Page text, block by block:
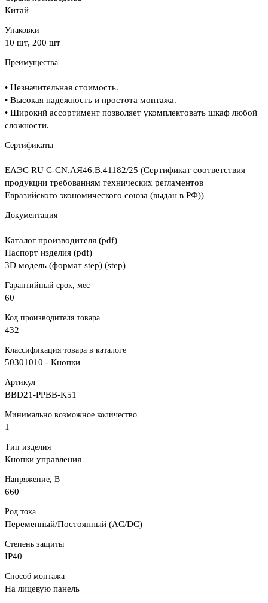
Китай
Упаковки
10 шт, 200 шт
Преимущества
• Незначительная стоимость.
• Высокая надежность и простота монтажа.
• Широкий ассортимент позволяет укомплектовать шкаф любой
сложности.
Сертификаты
ЕАЭС RU С-CN.АЯ46.В.41182/25 (Сертификат соответствия
продукции требованиям технических регламентов
Евразийского экономического союза (выдан в РФ))
Документация
Каталог производителя (pdf)
Паспорт изделия (pdf)
3D модель (формат step) (step)
Гарантийный срок, мес
60
Код производителя товара
432
Классификация товара в каталоге
50301010 - Кнопки
Артикул
BBD21-PPBB-K51
Минимально возможное количество
1
Тип изделия
Кнопки управления
Напряжение, В
660
Род тока
Переменный/Постоянный (AC/DC)
Степень защиты
IP40
Способ монтажа
На лицевую панель